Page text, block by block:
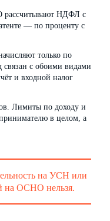
рассчитывают НДФЛ с
— по проценту с
только по
с обоими видами
и входной налог
Лимиты по доходу и
в целом, а
на УСН или
на ОСНО нельзя.